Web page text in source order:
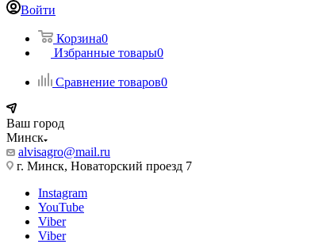
Войти
Корзина0
Избранные товары0
Сравнение товаров0
Ваш город
Минск
alvisagro@mail.ru
г. Минск, Новаторский проезд 7
Instagram
YouTube
Viber
Viber